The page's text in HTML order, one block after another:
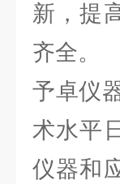
新，提
齐全。
予卓仪
术水平
仪器和